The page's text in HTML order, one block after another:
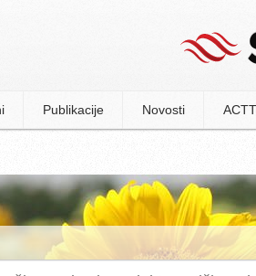
Publikacije Novosti